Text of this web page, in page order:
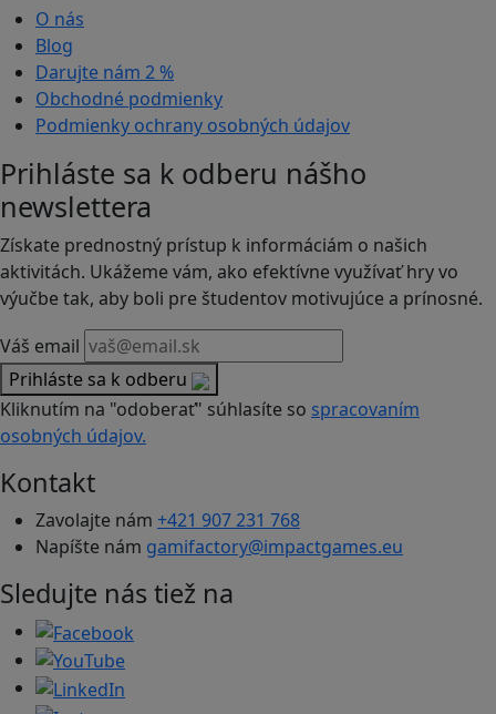
O nás
Blog
Darujte nám 2 %
Obchodné podmienky
Podmienky ochrany osobných údajov
Prihláste sa k odberu nášho
newslettera
Získate prednostný prístup k informáciám o našich
aktivitách. Ukážeme vám, ako efektívne využívať hry vo
výučbe tak, aby boli pre študentov motivujúce a prínosné.
Váš email
Prihláste sa k odberu
Kliknutím na "odoberať" súhlasíte so spracovaním
osobných údajov.
Kontakt
Zavolajte nám +421 907 231 768
Napíšte nám gamifactory@impactgames.eu
Sledujte nás tiež na